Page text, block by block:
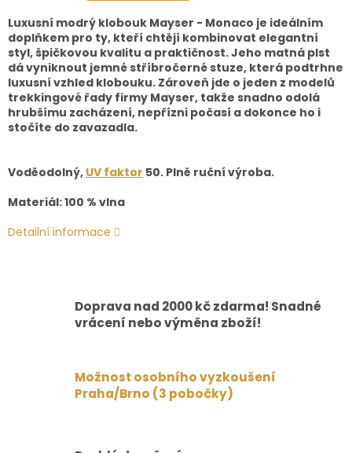
Luxusní modrý klobouk Mayser - Monaco je ideálním
doplňkem pro ty, kteří chtějí kombinovat elegantní
styl, špičkovou kvalitu a praktičnost. Jeho matná plst
dá vyniknout jemné stříbročerné stuze, která podtrhne
luxusní vzhled klobouku. Zároveň jde o jeden z modelů
trekkingové řady firmy Mayser, takže snadno odolá
hrubšímu zacházení, nepřízni počasí a dokonce ho i
stočíte do zavazadla.
Voděodolný, UV faktor 50. Plně ruční výroba.
Materiál: 100 % vlna
Detailní informace
Doprava nad 2000 kč zdarma! Snadné
vrácení nebo výměna zboží!
Možnost osobního vyzkoušení
Praha/Brno (3 pobočky)